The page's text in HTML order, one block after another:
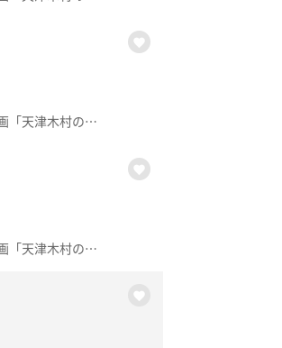
番組ＭＣ 天津木村が県内33市町村で、それぞれのまちの「ええトコ」を探す企画「天津木村のどっかええトコありますか？」29回目は「花巻市」！※2023年9月9日(土)放送
番組ＭＣ 天津木村が県内33市町村で、それぞれのまちの「ええトコ」を探す企画「天津木村のどっかええトコありますか？」28回目は「宮古市」！※2023年8月19日(土)放送